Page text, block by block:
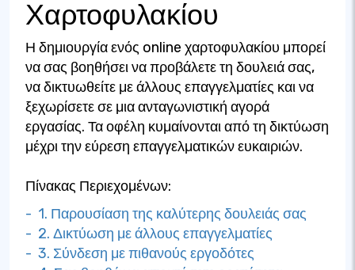
Χαρτοφυλακίου
Η δημιουργία ενός online χαρτοφυλακίου μπορεί
να σας βοηθήσει να προβάλετε τη δουλειά σας,
να δικτυωθείτε με άλλους επαγγελματίες και να
ξεχωρίσετε σε μια ανταγωνιστική αγορά
εργασίας. Τα οφέλη κυμαίνονται από τη δικτύωση
μέχρι την εύρεση επαγγελματικών ευκαιριών.
Πίνακας Περιεχομένων:
- 1. Παρουσίαση της καλύτερης δουλειάς σας
- 2. Δικτύωση με άλλους επαγγελματίες
- 3. Σύνδεση με πιθανούς εργοδότες